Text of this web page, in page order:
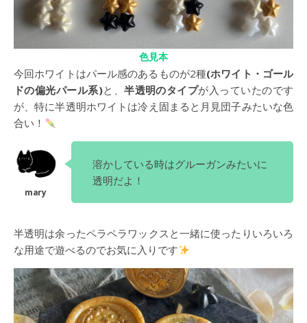
色見本
今回ホワイトはパール感のあるものが2種(ホワイト・ゴール
ドの偏光パール系)と、半透明のタイプが入っていたのです
が、特に半透明ホワイトは冷え固まると月見団子みたいな色
合い！
溶かしている時はグルーガンみたいに
透明だよ！
半透明は余ったペラペラワックスと一緒に使ったりいろいろ
な用途で遊べるのでお気に入りです